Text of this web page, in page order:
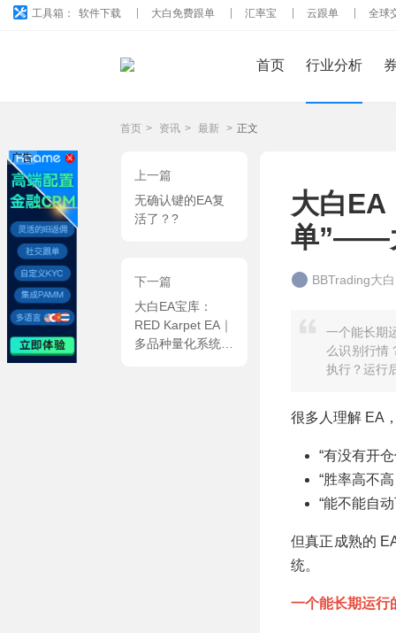
工具箱： 软件下载 大白免费跟单 汇率宝 云跟单 全球
首页 行业分析
首页 > 资讯 > 最新 > 正文
上一篇
无确认键的EA复
活了？?
下一篇
大白EA宝库：
RED Karpet EA｜
多品种量化系统，
大白EA
单”——
BBTrading大
一个能长期
么识别行情
执行？运行
很多人理解 EA
“有没有开
“胜率高不高
“能不能自
但真正成熟的
统。
一个能长期运行
广告